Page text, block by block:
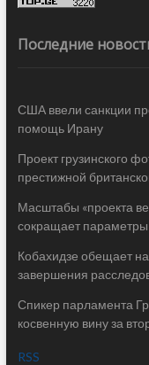
Последние
США ввели санкции
помощь Ирану
Проект грузинского
престижной
Масштабы «проекта
сокращает
Кобахидзе обещает
завершения
Спикер парламента
косвенную вину за
RSS